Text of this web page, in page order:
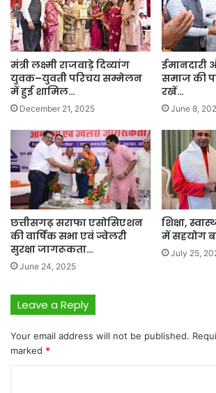
मंत्री लक्ष्मी राजवाड़े दिव्यांग
युवक–युवती परिचय सम्मेलन
में हुई शामिल…
December 21, 2025
ईमानदारी
समाज की
रखें…
June 8,
छत्तीसगढ़ सराफा एसोसिएशन
की वार्षिक सभा एवं ज्वेलरी
सुरक्षा जागरूकता…
June 24, 2025
शिक्षा,
में सहयोग
July 25,
Leave a Reply
Your email address will not be published.
marked *